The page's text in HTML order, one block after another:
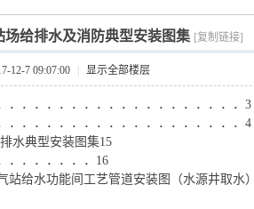
索
场给排水及消防典型安装图集 [复制链接]
12-7 09:07:00 显示全部楼层
．．．．．．．．．．．．．．．．．．．3
．．．．．．．．．．．．．．．．．．．4
水典型安装图集15
．．．．．．．16
站给水功能间工艺管道安装图（水源井取水